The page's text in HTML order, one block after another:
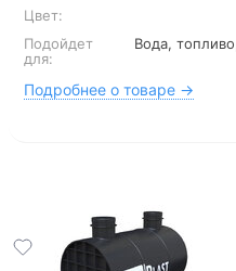
Цвет:
Подойдет
для:
Вода,
Подробнее о товаре →